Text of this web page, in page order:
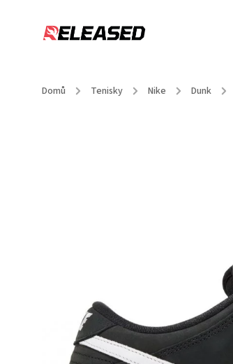
Domů / Tenisky / Nike / Dunk /